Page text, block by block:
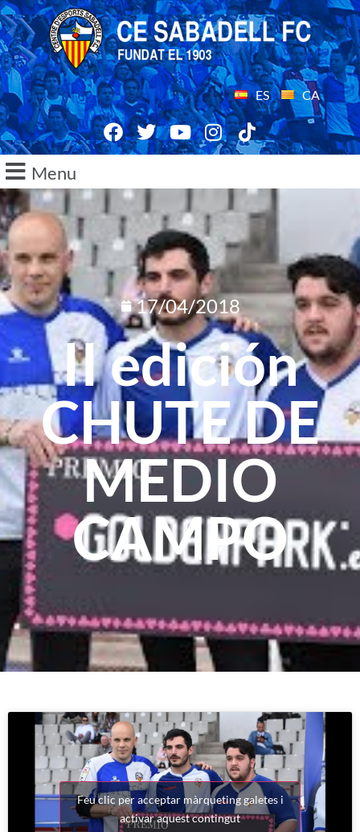
ES CA
Menu
17/04/2018
II edición
CHUTE DE
MEDIO
CAMPO
Feu clic per acceptar màrqueting galetes i
activar aquest contingut